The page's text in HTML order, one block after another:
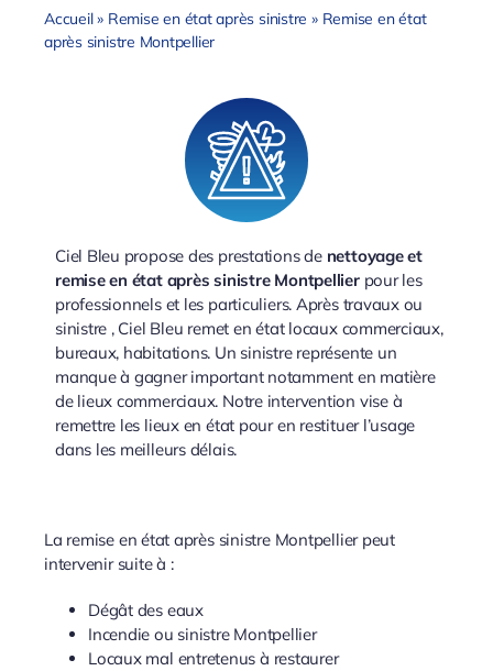
Accueil» Remise en état après sinistre » Remise en état
après sinistre Montpellier
Ciel Bleu propose des prestations de nettoyage et
remise en état après sinistre Montpellierpour les
professionnels et les particuliers. Après travaux ou
sinistre , Ciel Bleu remet en état locaux commerciaux,
bureaux, habitations. Un sinistre représente un
manque à gagner important notamment en matière
de lieux commerciaux. Notre intervention vise à
remettre les lieux en état pour en restituer l’usage
dans les meilleurs délais.
La remise en état après sinistre Montpellier peut
intervenir suite à :
Dégât des eaux
Incendie ou sinistre Montpellier
Locaux mal entretenus à restaurer